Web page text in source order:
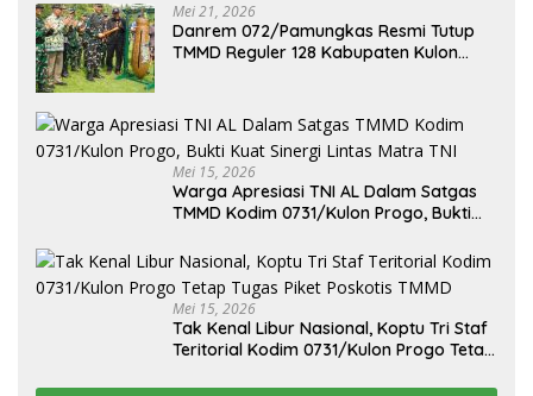
Mei 21, 2026
Danrem 072/Pamungkas Resmi Tutup
TMMD Reguler 128 Kabupaten Kulon
Mei 15, 2026
Warga Apresiasi TNI AL Dalam Satgas
TMMD Kodim 0731/Kulon Progo, Bukti
Mei 15, 2026
Tak Kenal Libur Nasional, Koptu Tri Staf
Teritorial Kodim 0731/Kulon Progo Tetap